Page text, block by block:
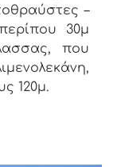
–
30μ
που
120μ.